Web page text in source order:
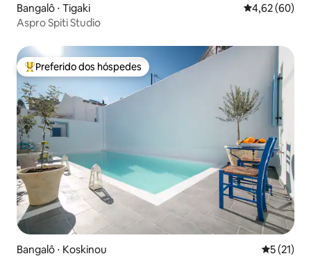
Bangalô ⋅ Tigaki 4,62 de uma
4,62 (60)
Aspro Spiti Studio
Entre os melhores preferidos dos hóspedes
Preferido dos hóspedes
Bangalô ⋅ Koskinou 5 de uma
5 (21)